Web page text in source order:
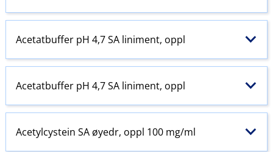
Acetatbuffer pH 4,7 SA liniment, oppl
Acetatbuffer pH 4,7 SA liniment, oppl
Acetylcystein SA øyedr, oppl 100 mg/ml